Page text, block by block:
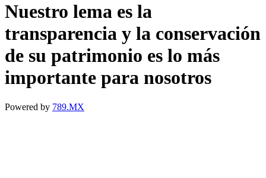
Nuestro lema es la
transparencia y la conservación
de su patrimonio es lo más
importante para nosotros
Powered by 789.MX